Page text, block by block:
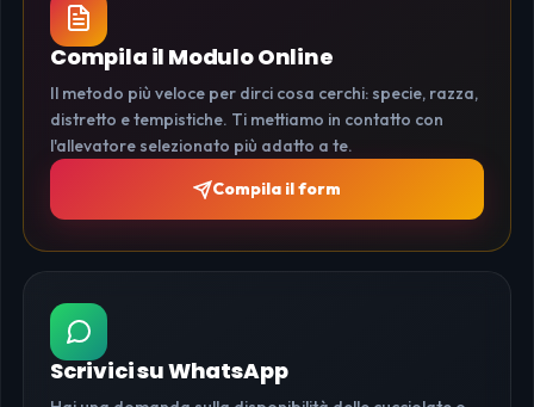
Compila il Modulo Online
Il metodo più veloce per dirci cosa cerchi: specie, razza,
distretto e tempistiche. Ti mettiamo in contatto con
l'allevatore selezionato più adatto a te.
Compila il form
Scrivici su WhatsApp